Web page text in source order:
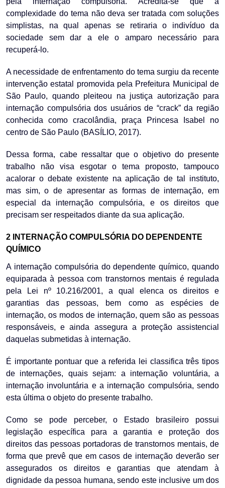
complexidade do tema não deva ser tratada com soluções
simplistas, na qual apenas se retiraria o indivíduo da
sociedade sem dar a ele o amparo necessário para
recuperá-lo.
A necessidade de enfrentamento do tema surgiu da recente
intervenção estatal promovida pela Prefeitura Municipal de
São Paulo, quando pleiteou na justiça autorização para
internação compulsória dos usuários de “crack” da região
conhecida como cracolândia, praça Princesa Isabel no
centro de São Paulo (BASÍLIO, 2017).
Dessa forma, cabe ressaltar que o objetivo do presente
trabalho não visa esgotar o tema proposto, tampouco
acalorar o debate existente na aplicação de tal instituto,
mas sim, o de apresentar as formas de internação, em
especial da internação compulsória, e os direitos que
precisam ser respeitados diante da sua aplicação.
2 INTERNAÇÃO COMPULSÓRIA DO DEPENDENTE
QUÍMICO
A internação compulsória do dependente químico, quando
equiparada à pessoa com transtornos mentais é regulada
pela Lei nº 10.216/2001, a qual elenca os direitos e
garantias das pessoas, bem como as espécies de
internação, os modos de internação, quem são as pessoas
responsáveis, e ainda assegura a proteção assistencial
daquelas submetidas à internação.
É importante pontuar que a referida lei classifica três tipos
de internações, quais sejam: a internação voluntária, a
internação involuntária e a internação compulsória, sendo
esta última o objeto do presente trabalho.
Como se pode perceber, o Estado brasileiro possui
legislação específica para a garantia e proteção dos
direitos das pessoas portadoras de transtornos mentais, de
forma que prevê que em casos de internação deverão ser
assegurados os direitos e garantias que atendam à
dignidade da pessoa humana, sendo este inclusive um dos